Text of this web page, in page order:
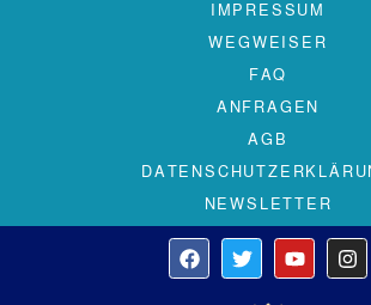
IMPRESSUM
WEGWEISER
FAQ
ANFRAGEN
AGB
NEWSLETTER